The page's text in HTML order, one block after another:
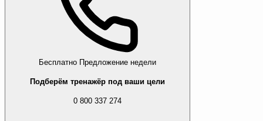
Бесплатно Предложение недели
Подберём тренажёр под ваши цели
0 800 337 274